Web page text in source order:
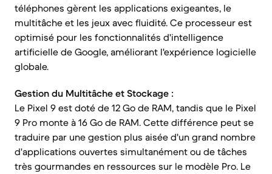
téléphones gèrent les applications exigeantes, le
multitâche et les jeux avec fluidité. Ce processeur est
optimisé pour les fonctionnalités d'intelligence
artificielle de Google, améliorant l'expérience logicielle
globale.
Gestion du Multitâche et Stockage :
Le Pixel 9 est doté de 12 Go de RAM, tandis que le Pixel
9 Pro monte à 16 Go de RAM. Cette différence peut se
traduire par une gestion plus aisée d'un grand nombre
d'applications ouvertes simultanément ou de tâches
très gourmandes en ressources sur le modèle Pro. Le